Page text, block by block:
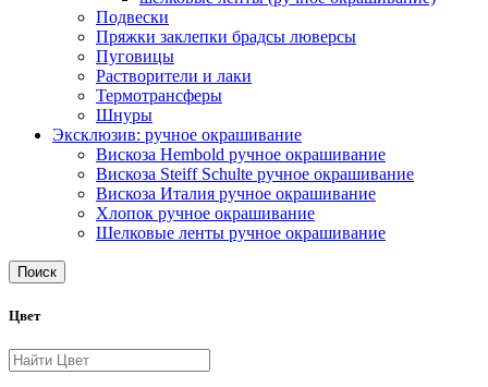
Подвески
Пряжки заклепки брадсы люверсы
Пуговицы
Растворители и лаки
Термотрансферы
Шнуры
Эксклюзив: ручное окрашивание
Вискоза Hembold ручное окрашивание
Вискоза Steiff Schulte ручное окрашивание
Вискоза Италия ручное окрашивание
Хлопок ручное окрашивание
Шелковые ленты ручное окрашивание
Поиск
Цвет